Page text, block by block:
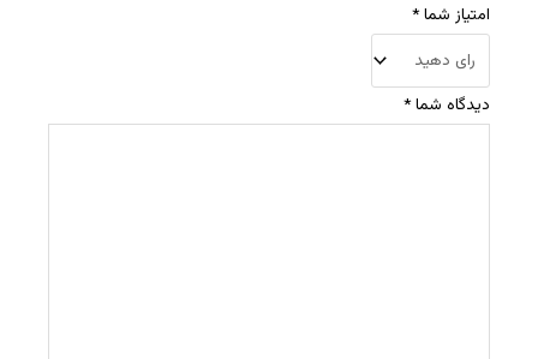
امتیاز شما*
دیدگاه شما*